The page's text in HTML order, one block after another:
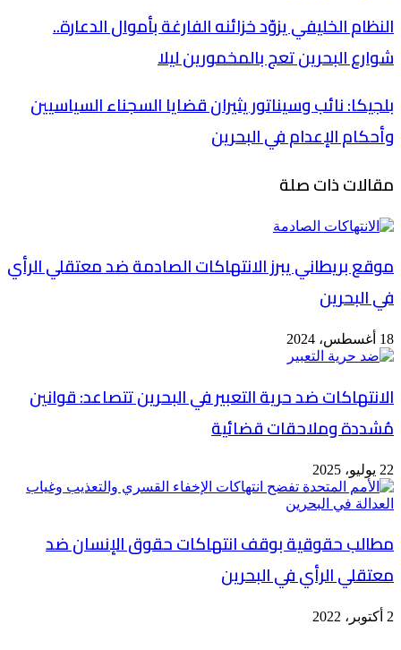
النظام الخليفي يزوّد خزائنه الفارغة بأموال الدعارة..
شوارع البحرين تعج بالمخمورين ليلا
بلجيكا: نائب وسيناتور يثيران قضايا السجناء السياسيين
وأحكام الإعدام في البحرين
مقالات ذات صلة
موقع بريطاني يبرز الانتهاكات الصادمة ضد معتقلي الرأي
في البحرين
18 أغسطس، 2024
الانتهاكات ضد حرية التعبير في البحرين تتصاعد: قوانين
مُشددة وملاحقات قضائية
22 يوليو، 2025
مطالب حقوقية بوقف انتهاكات حقوق الإنسان ضد
معتقلي الرأي في البحرين
2 أكتوبر، 2022